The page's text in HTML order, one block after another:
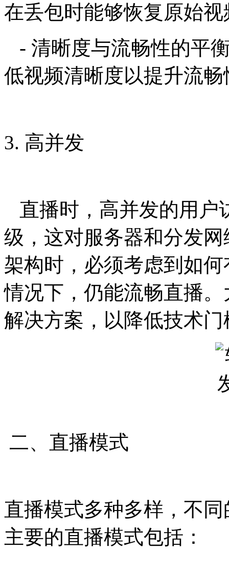
在丢包时能够恢复原始视
- 清晰度与流畅性的平
低视频清晰度以提升流畅
3. 高并发
直播时，高并发的用户
级，这对服务器和分发
架构时，必须考虑到如
情况下，仍能流畅直播
解决方案，以降低技术
二、直播模式
直播模式多种多样，不
主要的直播模式包括：